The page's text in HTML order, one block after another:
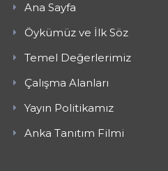
Ana Sayfa
Öykümüz ve İlk Söz
Temel Değerlerimiz
Çalışma Alanları
Yayın Politikamız
Anka Tanıtım Filmi